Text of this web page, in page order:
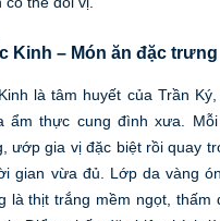
Kinh – Món ăn đặc trưng
là tâm huyết của Trần
ẩm thực cung đình xưa.
ướp gia vị đặc biệt rồi quay
gian vừa đủ. Lớp da vàng
là thịt trắng mềm ngọt, thấm